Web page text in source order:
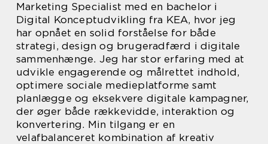
Marketing Specialist med en bachelor i
Digital Konceptudvikling fra KEA, hvor jeg
har opnået en solid forståelse for både
strategi, design og brugeradfærd i digitale
sammenhænge. Jeg har stor erfaring med at
udvikle engagerende og målrettet indhold,
optimere sociale medieplatforme samt
planlægge og eksekvere digitale kampagner,
der øger både rækkevidde, interaktion og
konvertering. Min tilgang er en
velafbalanceret kombination af kreativ